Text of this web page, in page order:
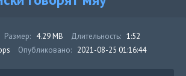
Размер: 4.29 MB Длительность: 1:52
Опубликовано: 2021-08-25 01:16:44